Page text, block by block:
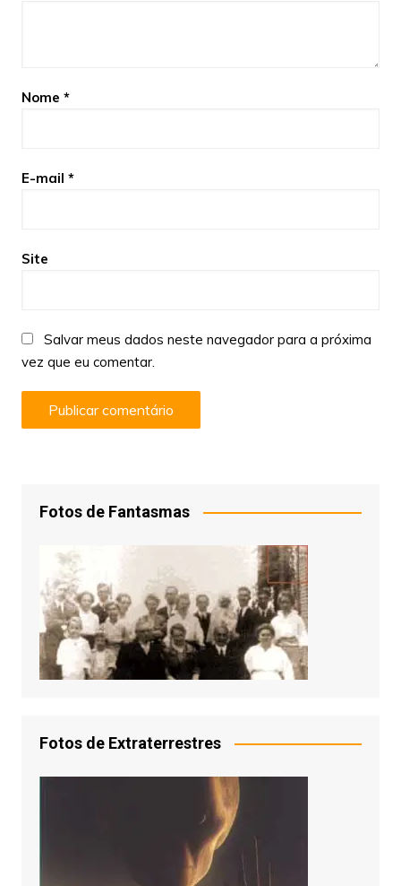
Nome *
E-mail *
Site
Salvar meus dados neste navegador para a próxima
vez que eu comentar.
Fotos de Fantasmas
Fotos de Extraterrestres